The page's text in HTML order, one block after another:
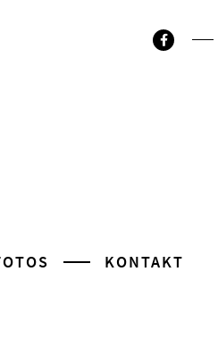
KONTAKT
Facebook